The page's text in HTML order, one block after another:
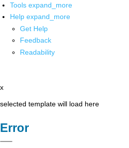
Tools expand_more
Help expand_more
Get Help
Feedback
Readability
x
selected template will load here
Error